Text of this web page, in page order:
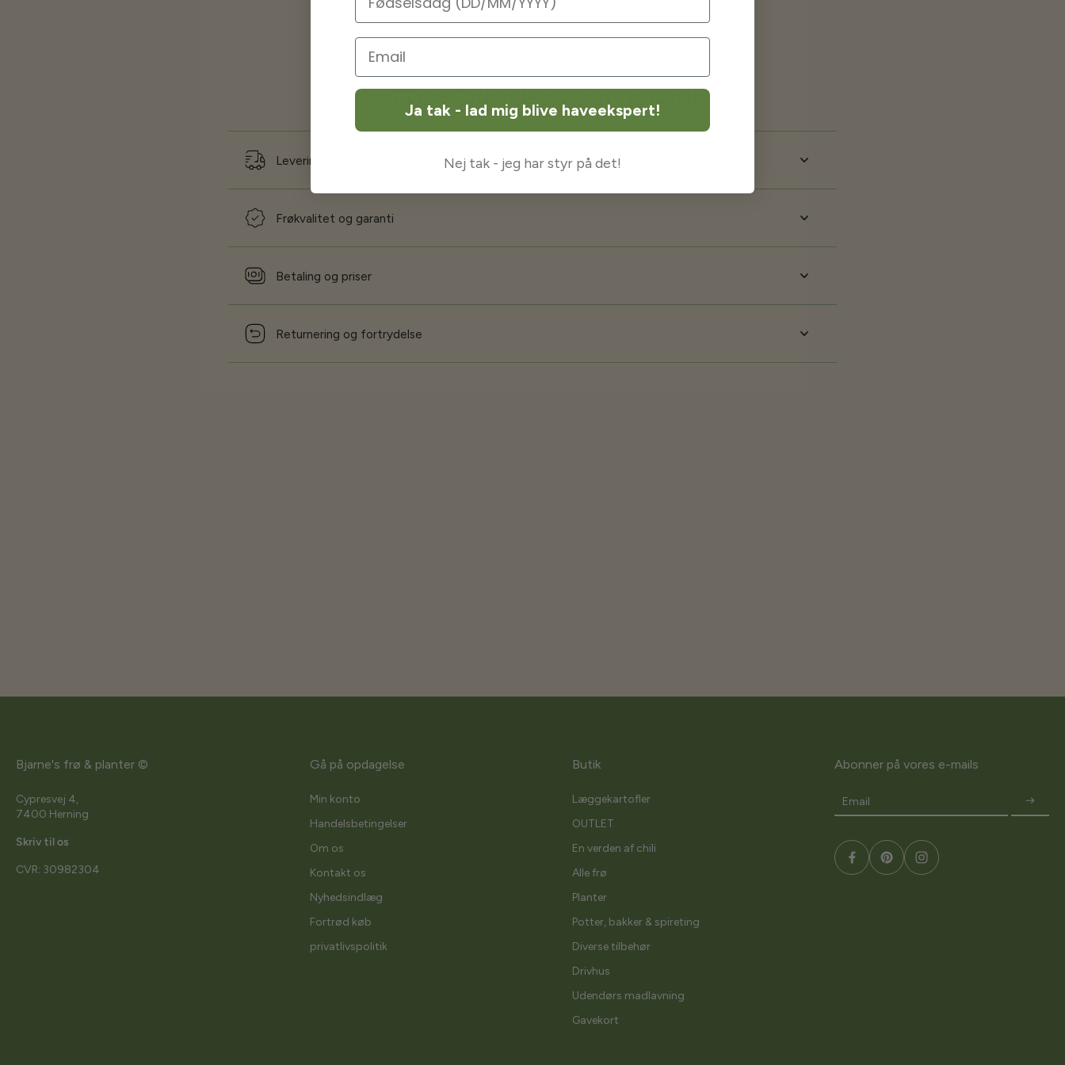
Ofte stillede spørgsmål
Levering og forsendelse
Frøkvalitet og garanti
Betaling og priser
Returnering og fortrydelse
Bjarne's frø & planter ©
Cypresvej 4,
7400 Herning
Skriv til os
CVR: 30982304
Gå på opdagelse
Min konto
Handelsbetingelser
Om os
Kontakt os
Nyhedsindlæg
Fortrød køb
privatlivspolitik
Butik
Læggekartofler
OUTLET
En verden af chili
Alle frø
Planter
Potter, bakker & spireting
Diverse tilbehør
Drivhus
Udendørs madlavning
Gavekort
Abonner på vores e-mails
Email
Ja tak - lad mig blive haveekspert!
Nej tak - jeg har styr på det!